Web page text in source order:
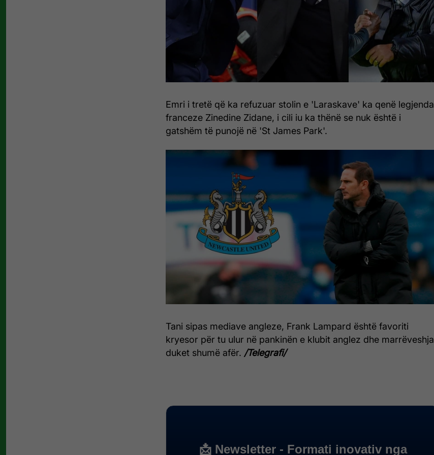
Emri i tretë që ka refuzuar stolin e 'Laraskave' ka qenë legjenda
franceze Zinedine Zidane, i cili iu ka thënë se nuk është i
gatshëm të punojë në 'St James Park'.
Tani sipas mediave angleze, Frank Lampard është favoriti
kryesor për tu ulur në pankinën e klubit anglez dhe marrëveshja
duket shumë afër. /Telegrafi/